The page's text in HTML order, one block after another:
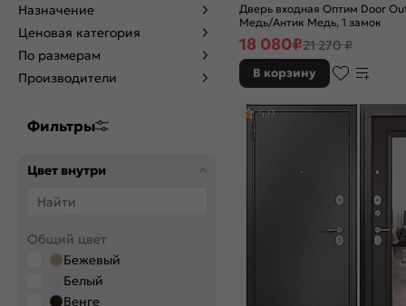
Назначение
Ценовая категория
По размерам
Производители
Фильтры
Цвет внутри
Общий цвет
Бежевый
Белый
Венге
Дверь входная Оптим Door
Медь/Антик Медь, 1 замок
18 080₽21 270 ₽
В корзину
5,0